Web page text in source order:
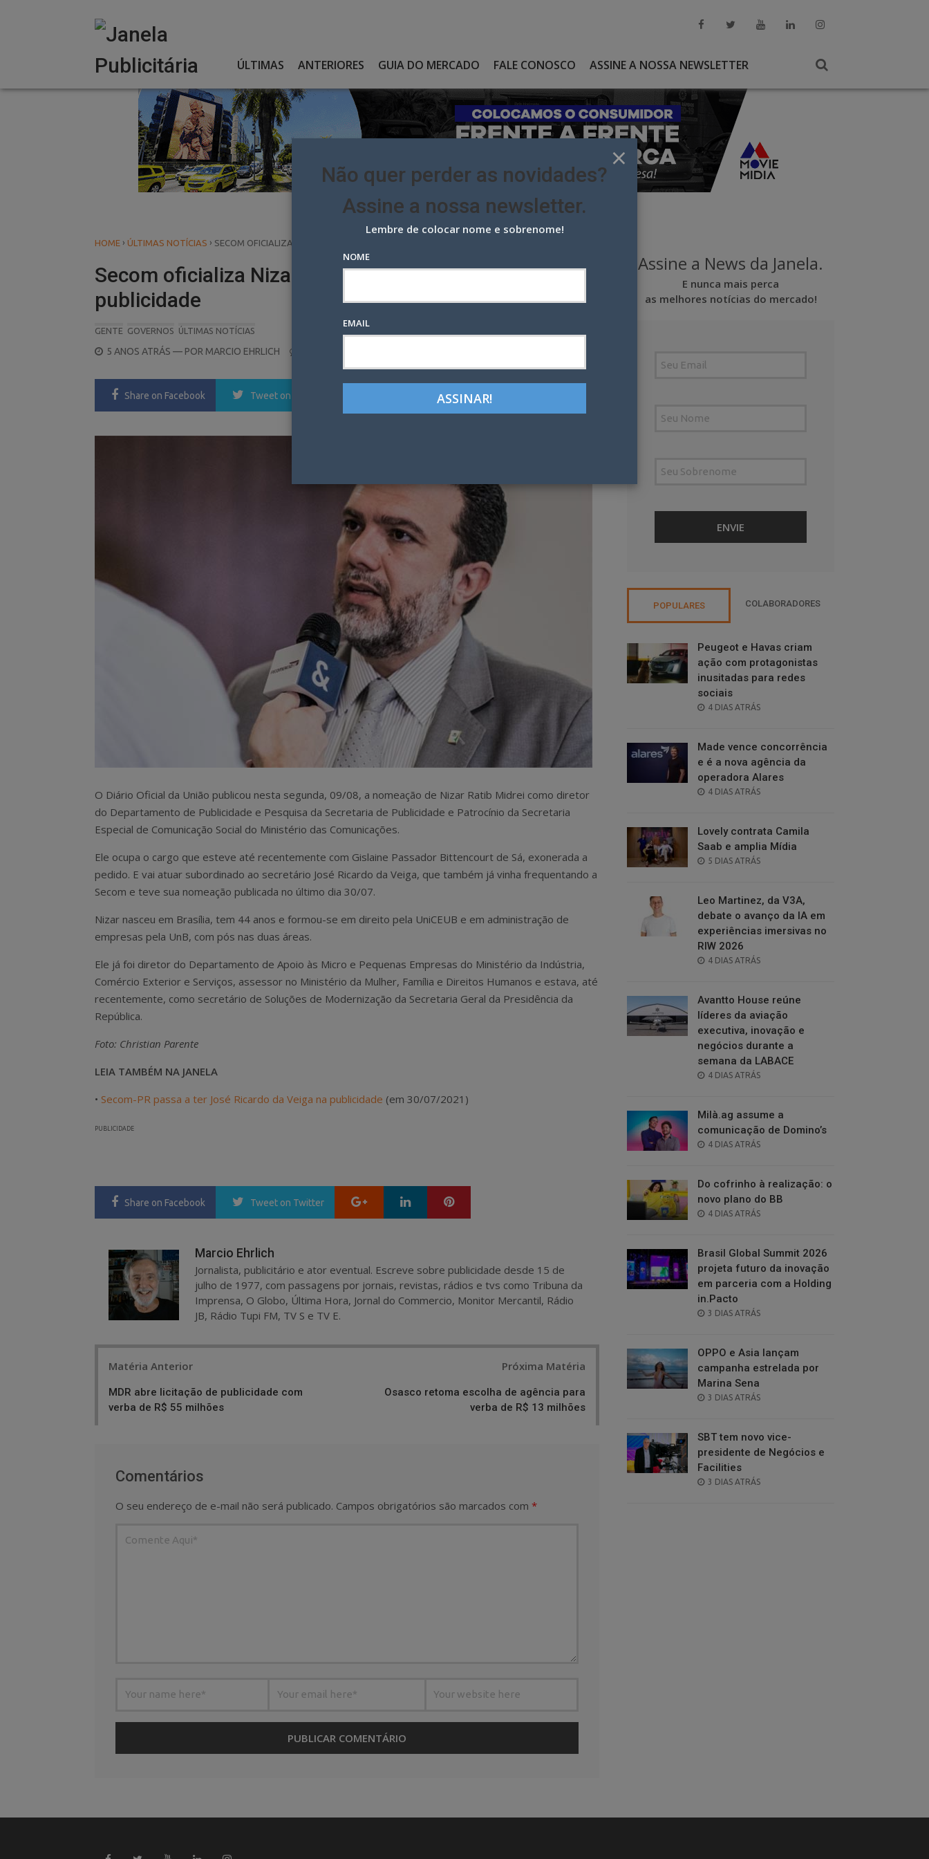
ÚLTIMAS ANTERIORES GUIA DO MERCADO FALE CONOSCO ASSINE A NOSSA NEWSLETTER
HOME › ÚLTIMAS NOTÍCIAS › SECOM OFICIALIZA NIZAR MIDREI COMO DIRETOR DE PUBLICIDADE
Secom oficializa Nizar Midrei como diretor de
publicidade
GENTE GOVERNOS ÚLTIMAS NOTÍCIAS
POSTED
5 ANOS ATRÁS — POR MARCIO EHRLICH
Share on Facebook Tweet on Twitter LinkedIn Pinterest
O Diário Oficial da União publicou nesta segunda, 09/08, a nomeação de Nizar Ratib Midrei como diretor
do Departamento de Publicidade e Pesquisa da Secretaria de Publicidade e Patrocínio da Secretaria
Especial de Comunicação Social do Ministério das Comunicações.
Ele ocupa o cargo que esteve até recentemente com Gislaine Passador Bittencourt de Sá, exonerada a
pedido. E vai atuar subordinado ao secretário José Ricardo da Veiga, que também já vinha frequentando a
Secom e teve sua nomeação publicada no último dia 30/07.
Nizar nasceu em Brasília, tem 44 anos e formou-se em direito pela UniCEUB e em administração de
empresas pela UnB, com pós nas duas áreas.
Ele já foi diretor do Departamento de Apoio às Micro e Pequenas Empresas do Ministério da Indústria,
Comércio Exterior e Serviços, assessor no Ministério da Mulher, Família e Direitos Humanos e estava, até
recentemente, como secretário de Soluções de Modernização da Secretaria Geral da Presidência da
República.
Foto: Christian Parente
LEIA TAMBÉM NA JANELA
• Secom-PR passa a ter José Ricardo da Veiga na publicidade (em 30/07/2021)
PUBLICIDADE
Share on Facebook Tweet on Twitter Google+ LinkedIn
Marcio Ehrlich
Jornalista, publicitário e ator eventual. Escreve sobre publicidade desde 15 de
julho de 1977, com passagens por jornais, revistas, rádios e tvs como Tribuna da
Imprensa, O Globo, Última Hora, Jornal do Commercio, Monitor Mercantil, Rádio
JB, Rádio Tupi FM, TV S e TV E.
Matéria Anterior
MDR abre licitação de publicidade com
verba de R$ 55 milhões
Próxima Matéria
Osasco retoma escolha de agência para
verba de R$ 13 milhões
Comentários
O seu endereço de e-mail não será publicado. Campos obrigatórios são marcados com *
Assine a News da Janela.
E nunca mais perca
as melhores notícias do mercado!
POPULARES COLABORADORES
Peugeot e Havas criam
ação com protagonistas
inusitadas para redes
sociais
POSTED
4 DIAS ATRÁS
Made vence concorrência
e é a nova agência da
operadora Alares
POSTED
4 DIAS ATRÁS
Lovely contrata Camila
Saab e amplia Mídia
POSTED
5 DIAS ATRÁS
Leo Martinez, da V3A,
debate o avanço da IA em
experiências imersivas no
RIW 2026
POSTED
4 DIAS ATRÁS
Avantto House reúne
líderes da aviação
executiva, inovação e
negócios durante a
semana da LABACE
POSTED
4 DIAS ATRÁS
Milà.ag assume a
comunicação de Domino’s
POSTED
4 DIAS ATRÁS
Do cofrinho à realização: o
novo plano do BB
POSTED
4 DIAS ATRÁS
Brasil Global Summit 2026
projeta futuro da inovação
em parceria com a Holding
in.Pacto
POSTED
3 DIAS ATRÁS
OPPO e Asia lançam
campanha estrelada por
Marina Sena
POSTED
3 DIAS ATRÁS
SBT tem novo vice-
presidente de Negócios e
Facilities
POSTED
3 DIAS ATRÁS
×
Não quer perder as novidades?
Assine a nossa newsletter.
Lembre de colocar nome e sobrenome!
NOME
EMAIL